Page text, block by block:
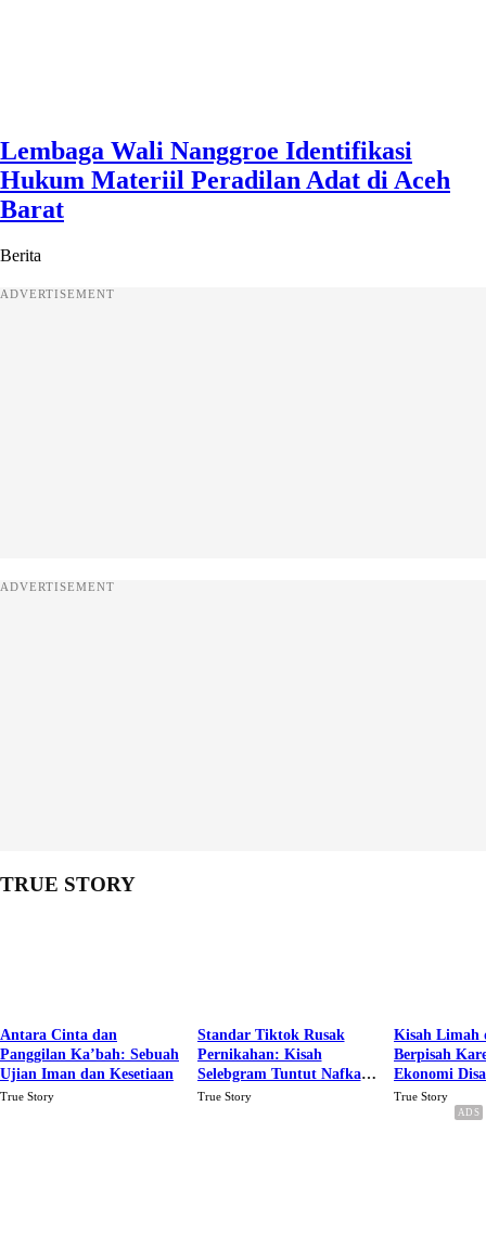
Lembaga Wali Nanggroe Identifikasi
Hukum Materiil Peradilan Adat di Aceh
Barat
Berita
ADVERTISEMENT
ADVERTISEMENT
TRUE STORY
Antara Cinta dan
Panggilan Ka’bah: Sebuah
Ujian Iman dan Kesetiaan
True Story
Standar Tiktok Rusak
Pernikahan: Kisah
Selebgram Tuntut Nafkah
Rp.15 Juta Perbulan
True Story
Kisah Limah
Berpisah
Ekonomi
Karena Cinta
True Story